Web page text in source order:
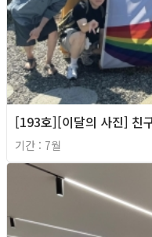
[193호][이달의 사진] 친
기간 : 7월